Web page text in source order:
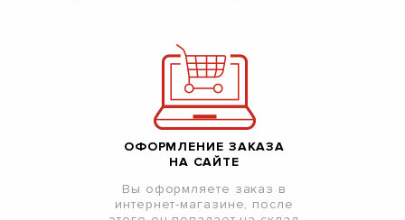
ОФОРМЛЕНИЕ ЗАКАЗА
НА САЙТЕ
Вы оформляете заказ в
интернет-магазине, после